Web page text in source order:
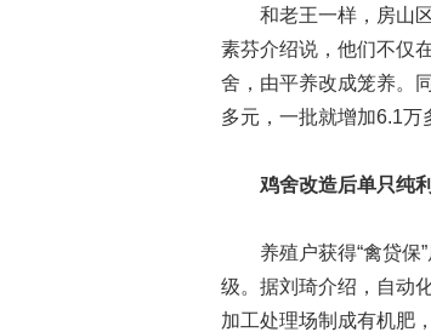
和老王一样，房山区
素芬介绍说，他们不仅
舍，由平养改成笼养。
多元，一批就增加6.1万
鸡舍改造后单只纯
养殖户获得“禽贷保”
级。据刘琦介绍，自动
加工处理场制成有机肥